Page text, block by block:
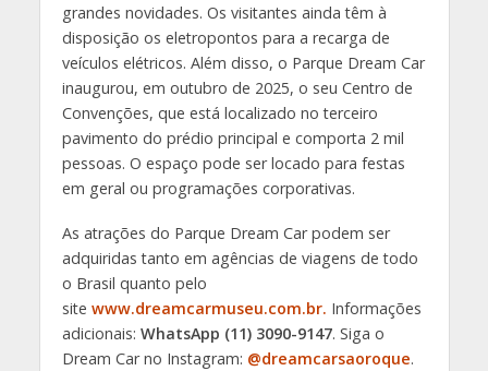
grandes novidades. Os visitantes ainda têm à
disposição os eletropontos para a recarga de
veículos elétricos. Além disso, o Parque Dream Car
inaugurou, em outubro de 2025, o seu Centro de
Convenções, que está localizado no terceiro
pavimento do prédio principal e comporta 2 mil
pessoas. O espaço pode ser locado para festas
em geral ou programações corporativas.
As atrações do Parque Dream Car podem ser
adquiridas tanto em agências de viagens de todo
o Brasil quanto pelo
site www.dreamcarmuseu.com.br. Informações
adicionais: WhatsApp (11) 3090-9147. Siga o
Dream Car no Instagram: @dreamcarsaoroque.